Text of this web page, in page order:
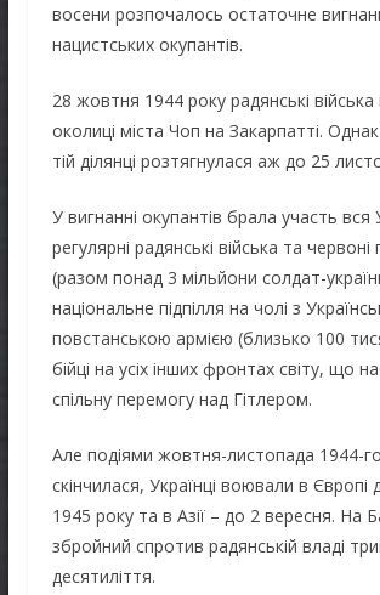
восени розпочалось остаточне
нацистських окупантів.
28 жовтня 1944 року радянські
околиці міста Чоп на Закарпатті.
тій ділянці розтягнулася аж до 25
У вигнанні окупантів брала участь вся
регулярні радянські війська та
(разом понад 3 мільйони солдат-
національне підпілля на чолі з
повстанською армією (близько 100
бійці на усіх інших фронтах світу, що
спільну перемогу над Гітлером.
Але подіями жовтня-листопада 1944-
скінчилася, Українці воювали в Європі
1945 року та в Азії – до 2 вересня. На
збройний спротив радянській владі
десятиліття.